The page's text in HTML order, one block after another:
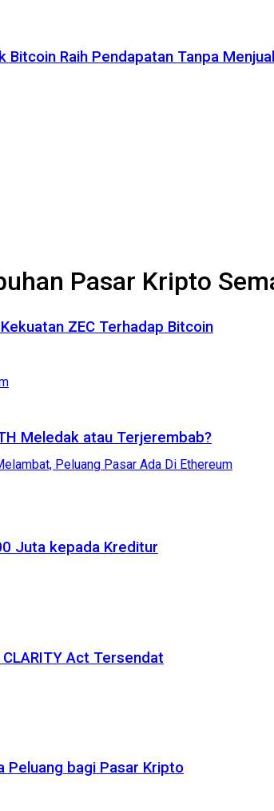
Raih Pendapatan Tanpa
ZEC Terhadap Bitcoin
Meledak atau Terjerembab?
Juta kepada Kreditur
Act Tersendat
Peluang bagi Pasar Kripto
Pasar Kripto